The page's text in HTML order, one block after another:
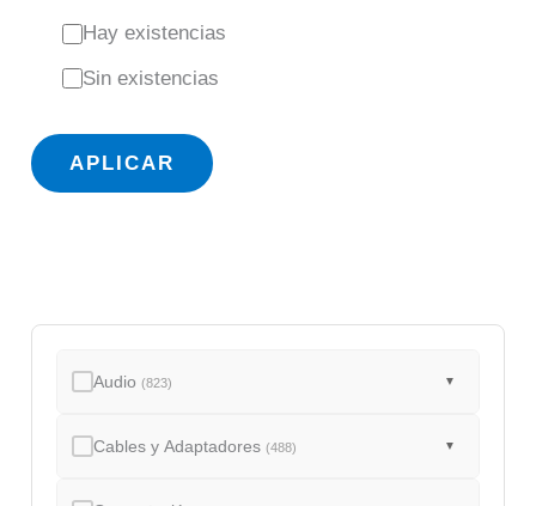
E
s
d
Hay existencias
Sin existencias
APLICAR
Audio(823) ▼
Cables y Adaptadores(488) ▼